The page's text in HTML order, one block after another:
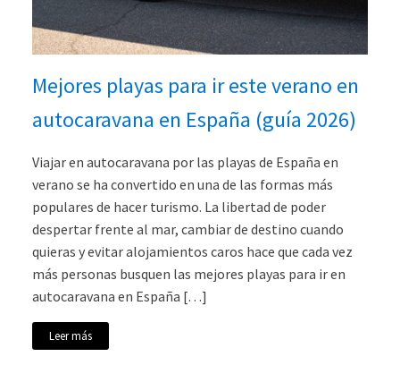
Mejores playas para ir este verano en
autocaravana en España (guía 2026)
Viajar en autocaravana por las playas de España en
verano se ha convertido en una de las formas más
populares de hacer turismo. La libertad de poder
despertar frente al mar, cambiar de destino cuando
quieras y evitar alojamientos caros hace que cada vez
más personas busquen las mejores playas para ir en
autocaravana en España […]
Leer más